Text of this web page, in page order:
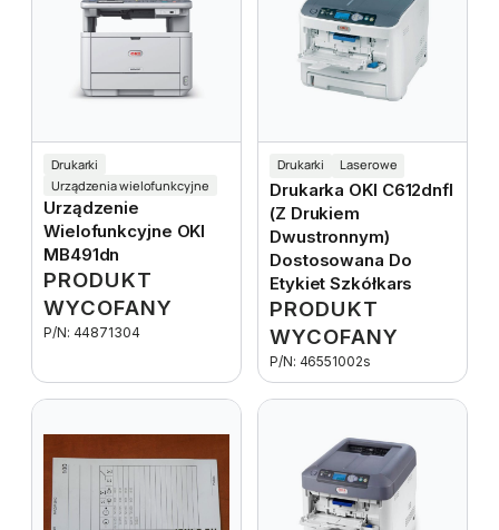
Drukarki
Urządzenia wielofunkcyjne
Urządzenie
Wielofunkcyjne OKI
MB491dn
PRODUKT
WYCOFANY
P/N: 44871304
Drukarki Laserowe
Drukarka OKI C612dnfl
(z Drukiem
Dwustronnym)
Dostosowana Do
Etykiet Szkółkars
PRODUKT
WYCOFANY
P/N: 46551002s